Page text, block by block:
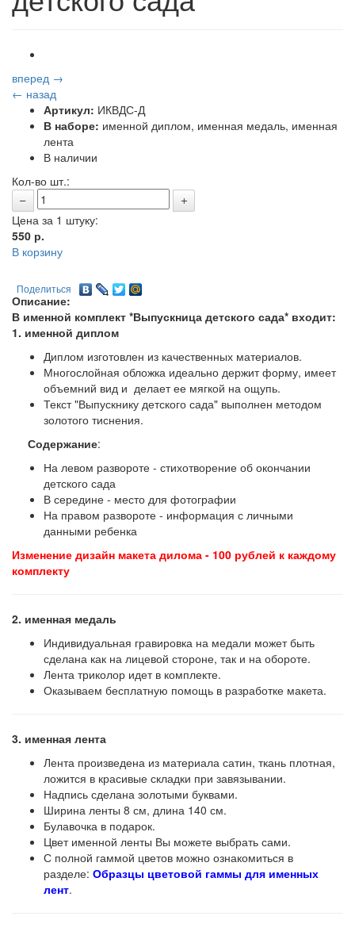
вперед →
← назад
Артикул: ИКВДС-Д
В наборе: именной диплом, именная медаль, именная
лента
В наличии
Кол-во шт.:
Цена за 1 штуку:
550 р.
В корзину
Поделиться
Описание:
В именной комплект *Выпускница детского сада* входит:
1. именной диплом
Диплом изготовлен из качественных материалов.
Многослойная обложка идеально держит форму, имеет
объемний вид и делает ее мягкой на ощупь.
Текст "Выпускнику детского сада" выполнен методом
золотого тиснения.
Содержание:
На левом развороте - стихотворение об окончании
детского сада
В середине - место для фотографии
На правом развороте - информация с личными
данными ребенка
Изменение дизайн макета дилома - 100 рублей к каждому
комплекту
2. именная медаль
Индивидуальная гравировка на медали может быть
сделана как на лицевой стороне, так и на обороте.
Лента триколор идет в комплекте.
Оказываем бесплатную помощь в разработке макета.
3. именная лента
Лента произведена из материала сатин, ткань плотная,
ложится в красивые складки при завязывании.
Надпись сделана золотыми буквами.
Ширина ленты 8 см, длина 140 см.
Булавочка в подарок.
Цвет именной ленты Вы можете выбрать сами.
С полной гаммой цветов можно ознакомиться в
разделе: Образцы цветовой гаммы для именных
лент.